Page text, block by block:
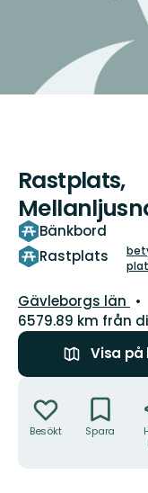
Rastplats,
Bänkbord
Rastplats
Län:
Gävleborgs län
6579.89 km från
Visa
Besökt Spara